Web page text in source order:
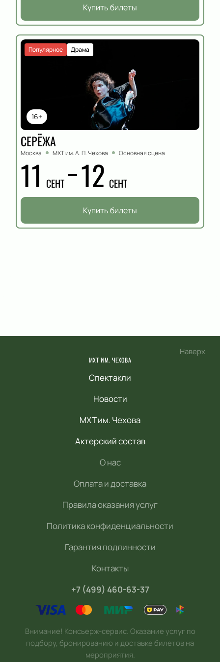
Купить билеты
16+
Драма
Популярное
СЕРЁЖА
Москва МХТ им. А. П. Чехова Основная сцена
11 СЕНТ 12 СЕНТ
Купить билеты
Наверх
МХТ ИМ. ЧЕХОВА
Спектакли
Новости
МХТ им. Чехова
Актерский состав
О нас
Оплата и доставка
Правила оказания услуг
Политика конфиденциальности
Гарантия подлинности
Контакты
+7 (499) 460-63-37
Внимание! Консьерж-сервис. Оказание услуг по
подбору, бронированию и доставке билетов на
мероприятия.